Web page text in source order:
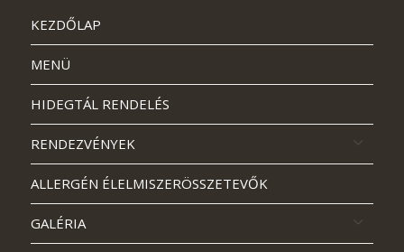
KEZDŐLAP
MENÜ
HIDEGTÁL RENDELÉS
RENDEZVÉNYEK
ALLERGÉN ÉLELMISZERÖSSZETEVŐK
GALÉRIA